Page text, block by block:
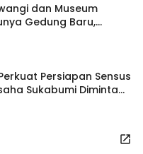
dan Museum
Gedung Baru,
Persiapan Sensus
Sukabumi Diminta